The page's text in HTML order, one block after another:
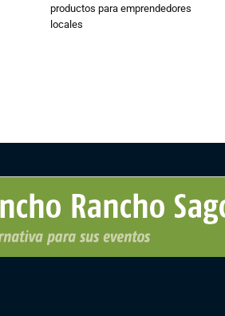
productos para emprendedores
locales